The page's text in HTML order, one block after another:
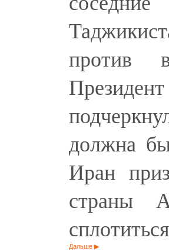
против
должна
Иран
страны
Дальше